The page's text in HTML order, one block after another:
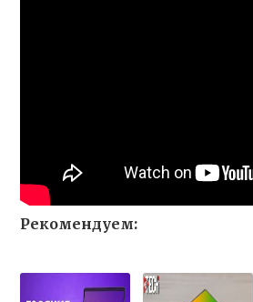
Рекомендуем: